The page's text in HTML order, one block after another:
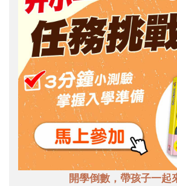
開學倒數，帶孩子一起